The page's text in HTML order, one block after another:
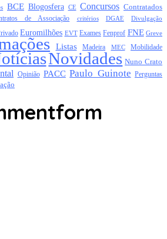
BCE Blogosfera CE Concursos Contratados
de Associação critérios DGAE Divulgação
Euromilhões EVT Exames Fenprof FNE Greve
Listas Madeira MEC Mobilidade
Novidades Nuno Crato
Opinião PACC Paulo Guinote Perguntas